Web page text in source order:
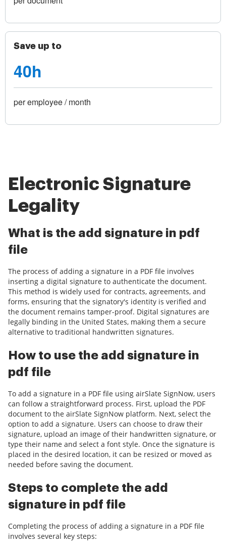
Save up to
40h
per employee / month
Electronic Signature
Legality
What is the add signature in pdf
file
The process of adding a signature in a PDF file involves
inserting a digital signature to authenticate the document.
This method is widely used for contracts, agreements, and
forms, ensuring that the signatory's identity is verified and
the document remains tamper-proof. Digital signatures are
legally binding in the United States, making them a secure
alternative to traditional handwritten signatures.
How to use the add signature in
pdf file
To add a signature in a PDF file using airSlate SignNow, users
can follow a straightforward process. First, upload the PDF
document to the airSlate SignNow platform. Next, select the
option to add a signature. Users can choose to draw their
signature, upload an image of their handwritten signature, or
type their name and select a font style. Once the signature is
placed in the desired location, it can be resized or moved as
needed before saving the document.
Steps to complete the add
signature in pdf file
Completing the process of adding a signature in a PDF file
involves several key steps: